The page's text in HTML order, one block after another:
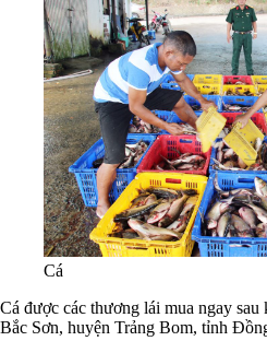
Cá
Cá được các thương lái mua ngay
Bắc Sơn, huyện Trảng Bom, tỉnh